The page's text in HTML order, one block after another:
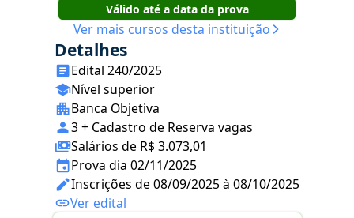
Válido até a data da prova
Ver mais cursos desta instituição
Detalhes
Edital 240/2025
Nível superior
Banca Objetiva
3 + Cadastro de Reserva vagas
Salários de R$ 3.073,01
Prova dia 02/11/2025
Inscrições de 08/09/2025 à 08/10/2025
Ver edital